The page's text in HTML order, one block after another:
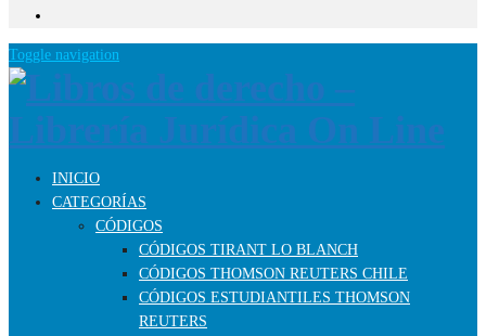
Toggle navigation
INICIO
CATEGORÍAS
CÓDIGOS
CÓDIGOS TIRANT LO BLANCH
CÓDIGOS THOMSON REUTERS CHILE
CÓDIGOS ESTUDIANTILES THOMSON
REUTERS